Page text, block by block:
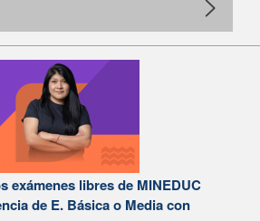
exámenes libres de MINEDUC
de E. Básica o Media con